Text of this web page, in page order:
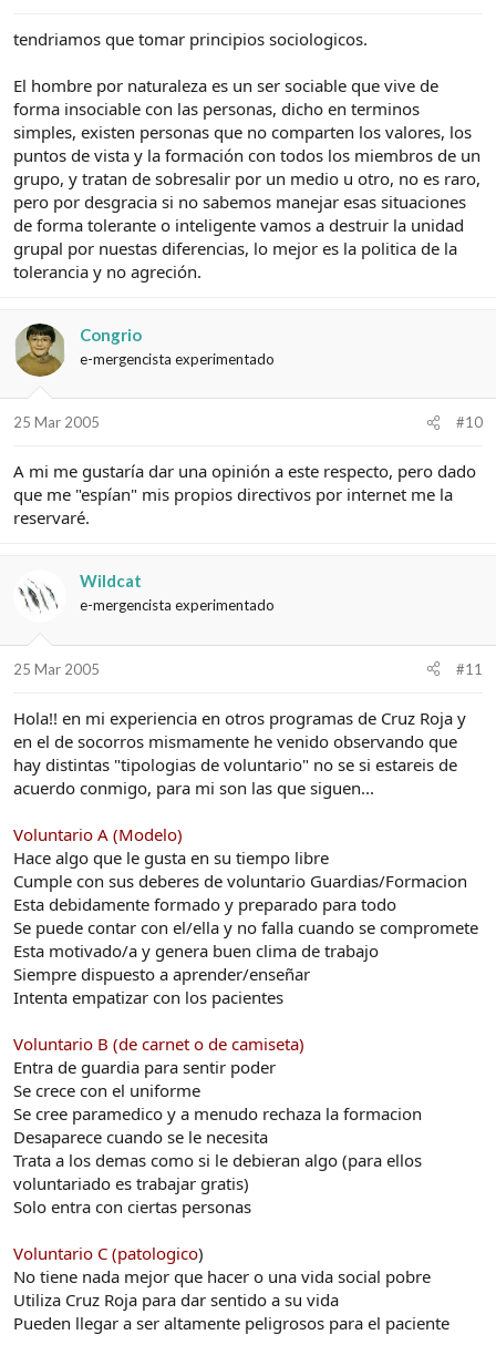
tendriamos que tomar principios sociologicos.
El hombre por naturaleza es un ser sociable que vive de
forma insociable con las personas, dicho en terminos
simples, existen personas que no comparten los valores, los
puntos de vista y la formación con todos los miembros de un
grupo, y tratan de sobresalir por un medio u otro, no es raro,
pero por desgracia si no sabemos manejar esas situaciones
de forma tolerante o inteligente vamos a destruir la unidad
grupal por nuestas diferencias, lo mejor es la politica de la
tolerancia y no agreción.
Congrio
e-mergencista experimentado
25 Mar 2005 #10
A mi me gustaría dar una opinión a este respecto, pero dado
que me "espían" mis propios directivos por internet me la
reservaré.
Wildcat
e-mergencista experimentado
25 Mar 2005 #11
Hola!! en mi experiencia en otros programas de Cruz Roja y
en el de socorros mismamente he venido observando que
hay distintas "tipologias de voluntario" no se si estareis de
acuerdo conmigo, para mi son las que siguen...
Voluntario A (Modelo)
Hace algo que le gusta en su tiempo libre
Cumple con sus deberes de voluntario Guardias/Formacion
Esta debidamente formado y preparado para todo
Se puede contar con el/ella y no falla cuando se compromete
Esta motivado/a y genera buen clima de trabajo
Siempre dispuesto a aprender/enseñar
Intenta empatizar con los pacientes
Voluntario B (de carnet o de camiseta)
Entra de guardia para sentir poder
Se crece con el uniforme
Se cree paramedico y a menudo rechaza la formacion
Desaparece cuando se le necesita
Trata a los demas como si le debieran algo (para ellos
voluntariado es trabajar gratis)
Solo entra con ciertas personas
Voluntario C (patologico)
No tiene nada mejor que hacer o una vida social pobre
Utiliza Cruz Roja para dar sentido a su vida
Pueden llegar a ser altamente peligrosos para el paciente